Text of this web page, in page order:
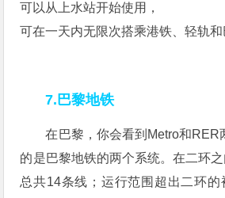
可以从上水站开始使用，
可在一天内无限次搭乘港铁、轻轨和
7.巴黎地铁
在巴黎，你会看到Metro和RER
的是巴黎地铁的两个系统。在二环
总共14条线；运行范围超出二环的